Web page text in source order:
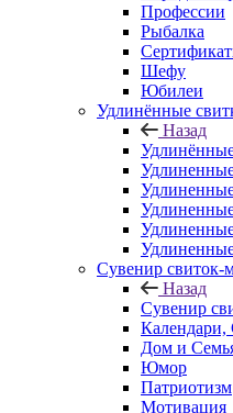
Профессии
Рыбалка
Шефу
Юбилеи
Удлинённые
Назад
Сувенир свиток-
Назад
Сувенир
Календари,
Дом и
Юмор
Патриотизм
Мотивация